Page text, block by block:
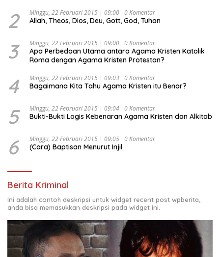
Ekonomi Politik Indonesia) & Simposium Nasional
“Urgensi Undang-Undang Perekonomian Nasional dan
Indonesia Emas 2045”,
2 Minggu, 22 Februari 2015 | 09:00 0 Komentar
Allah, Theos, Dios, Deu, Gott, God, Tuhan
3 Minggu, 22 Februari 2015 | 09:00 0 Komentar
Apa Perbedaan Utama antara Agama Kristen Katolik
Roma dengan Agama Kristen Protestan?
4 Minggu, 22 Februari 2015 | 09:03 0 Komentar
Bagaimana Kita Tahu Agama Kristen itu Benar?
5 Minggu, 22 Februari 2015 | 09:04 0 Komentar
Bukti-Bukti Logis Kebenaran Agama Kristen dan Alkitab
6 Minggu, 22 Februari 2015 | 09:05 0 Komentar
(Cara) Baptisan Menurut Injil
Berita Kriminal
Ini adalah contoh deskripsi untuk widget recent post wpberita,
anda bisa memasukkan deskripsi pada widget ini.